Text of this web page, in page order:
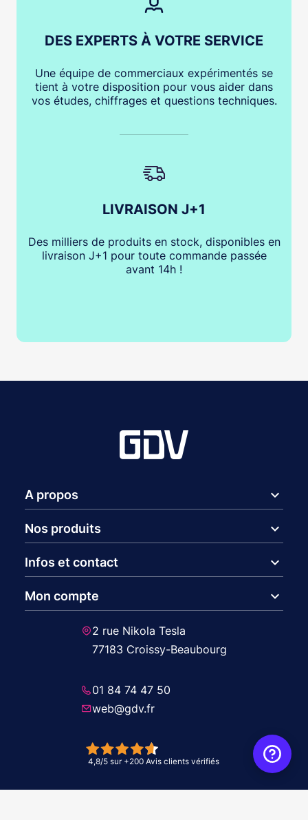
DES EXPERTS À VOTRE SERVICE
Une équipe de commerciaux expérimentés se
tient à votre disposition pour vous aider dans
vos études, chiffrages et questions techniques.
LIVRAISON J+1
Des milliers de produits en stock, disponibles en
livraison J+1 pour toute commande passée
avant 14h !
A propos expand_more
Nos produits expand_more
Infos et contact expand_more
Mon compte expand_more
2 rue Nikola Tesla
77183 Croissy-Beaubourg
01 84 74 47 50
web@gdv.fr